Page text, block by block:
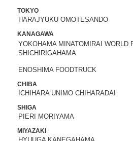
に、TEDDY'S BIGGER
限定でOPENします。
2022.05.25
Eトラベルガイド』 に、原
日頃より、テディーズビガ
ご利用いただき、誠にあり
TOKYO
HARAJYUKU OMOTESANDO
KANAGAWA
YOKOHAMA MINATOMIRAI WORLD
SHICHIRIGAHAMA
ENOSHIMA FOODTRUCK
CHIBA
ICHIHARA UNIMO CHIHARADAI
SHIGA
PIERI MORIYAMA
MIYAZAKI